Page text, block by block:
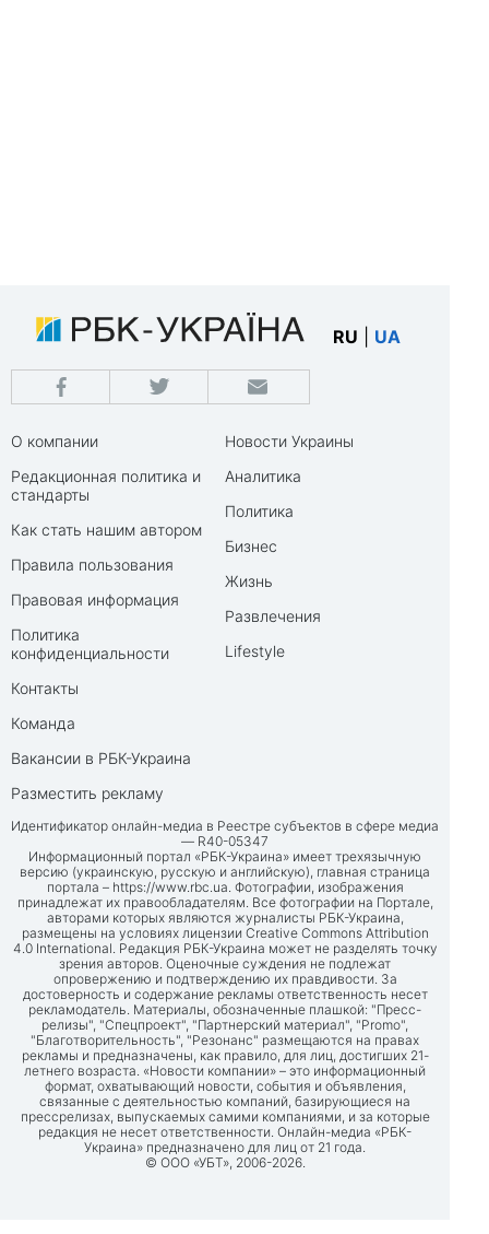
RU UA
О компании
Редакционная политика и
стандарты
Как стать нашим автором
Правила пользования
Правовая информация
Политика
конфиденциальности
Контакты
Команда
Вакансии в РБК-Украина
Разместить рекламу
Новости Украины
Аналитика
Политика
Бизнес
Жизнь
Развлечения
Lifestyle
Идентификатор онлайн-медиа в Реестре субъектов в сфере медиа
— R40-05347
Информационный портал «РБК-Украина» имеет трехязычную
версию (украинскую, русскую и английскую), главная страница
портала – https://www.rbc.ua. Фотографии, изображения
принадлежат их правообладателям. Все фотографии на Портале,
авторами которых являются журналисты РБК-Украина,
размещены на условиях лицензии Creative Commons Attribution
4.0 International. Редакция РБК-Украина может не разделять точку
зрения авторов. Оценочные суждения не подлежат
опровержению и подтверждению их правдивости. За
достоверность и содержание рекламы ответственность несет
рекламодатель. Материалы, обозначенные плашкой: "Пресс-
релизы", "Спецпроект", "Партнерский материал", "Promo",
"Благотворительность", "Резонанс" размещаются на правах
рекламы и предназначены, как правило, для лиц, достигших 21-
летнего возраста. «Новости компании» – это информационный
формат, охватывающий новости, события и объявления,
связанные с деятельностью компаний, базирующиеся на
прессрелизах, выпускаемых самими компаниями, и за которые
редакция не несет ответственности. Онлайн-медиа «РБК-
Украина» предназначено для лиц от 21 года.
© ООО «УБТ», 2006-2026.